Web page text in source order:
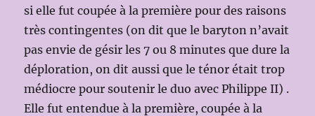
si elle fut coupée à la première pour des raisons
très contingentes (on dit que le baryton n’avait
pas envie de gésir les 7 ou 8 minutes que dure la
déploration, on dit aussi que le ténor était trop
médiocre pour soutenir le duo avec Philippe II) .
Elle fut entendue à la première, coupée à la